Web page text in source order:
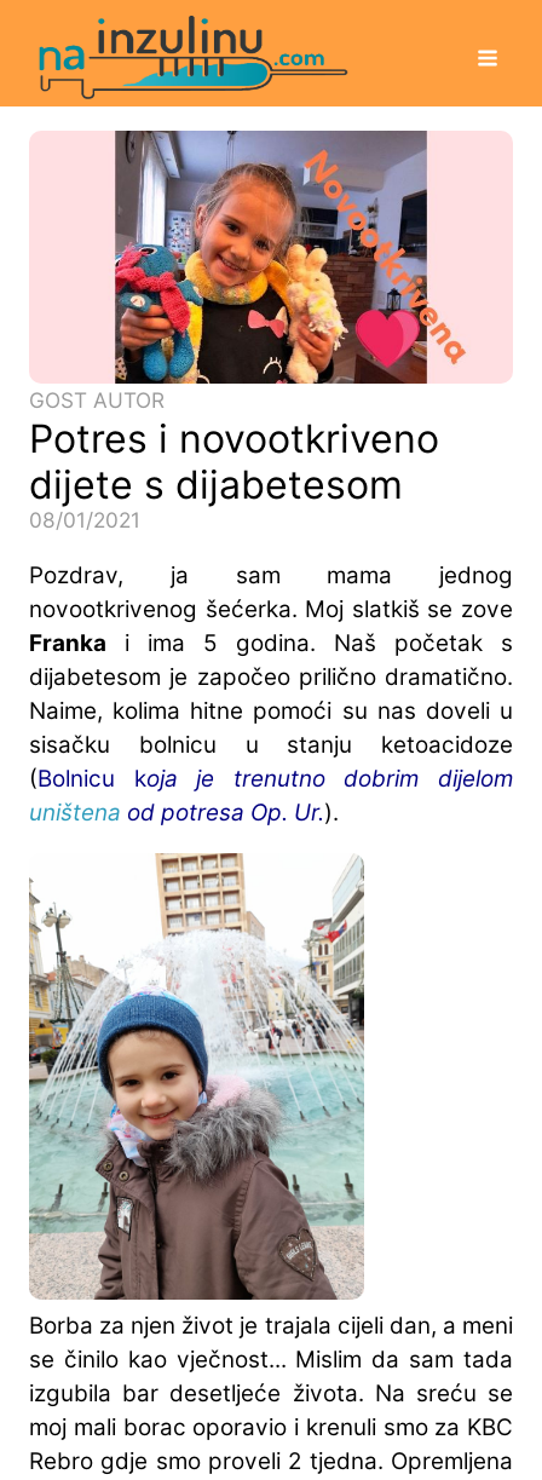
GOST AUTOR
Potres i novootkriveno
dijete s dijabetesom
08/01/2021
Pozdrav, ja sam mama jednog
novootkrivenog šećerka. Moj slatkiš se zove
Franka i ima 5 godina. Naš početak s
dijabetesom je započeo prilično dramatično.
Naime, kolima hitne pomoći su nas doveli u
sisačku bolnicu u stanju ketoacidoze
(Bolnicu koja je trenutno dobrim dijelom
uništena od potresa Op. Ur.).
Borba za njen život je trajala cijeli dan, a meni
se činilo kao vječnost... Mislim da sam tada
izgubila bar desetljeće života. Na sreću se
moj mali borac oporavio i krenuli smo za KBC
Rebro gdje smo proveli 2 tjedna. Opremljena